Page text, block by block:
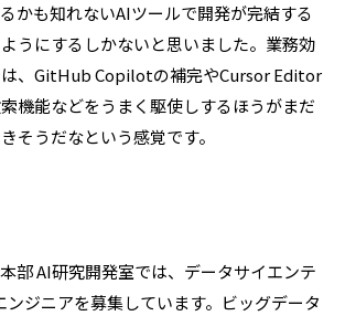
かも知れないAIツールで開発が完結する
うにするしかないと思いました。業務効
、GitHub Copilotの補完やCursor Editor
機能などをうまく駆使しするほうがまだ
そうだなという感覚です。
部 AI研究開発室では、データサイエンテ
ジニアを募集しています。ビッグデータ